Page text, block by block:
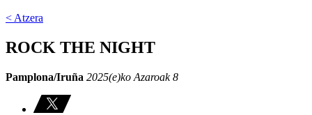
< Atzera
ROCK THE NIGHT
Pamplona/Iruña 2025(e)ko Azaroak 8